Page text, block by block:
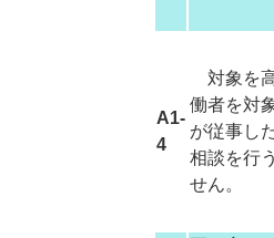
A1-
4
対象を
働者を対
が従事し
相談を行
せん。